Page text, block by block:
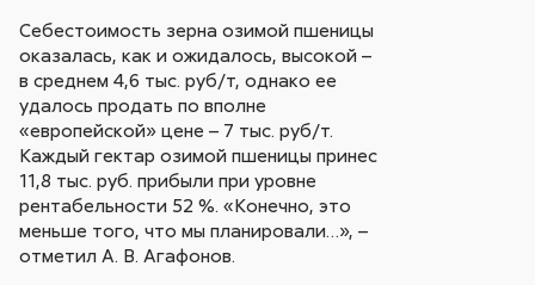
Себестоимость зерна озимой пшеницы
оказалась, как и ожидалось, высокой –
в среднем 4,6 тыс. руб/т, однако ее
удалось продать по вполне
«европейской» цене – 7 тыс. руб/т.
Каждый гектар озимой пшеницы принес
11,8 тыс. руб. прибыли при уровне
рентабельности 52 %. «Конечно, это
меньше того, что мы планировали…», –
отметил А. В. Агафонов.